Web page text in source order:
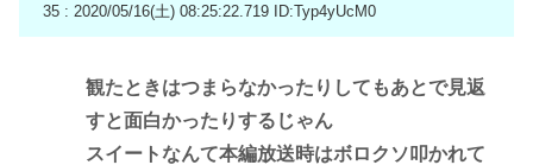
35 : 2020/05/16(土) 08:25:22.719 ID:Typ4yUcM0
観たときはつまらなかったりしてもあとで見返
すと面白かったりするじゃん
スイートなんて本編放送時はボロクソ叩かれて